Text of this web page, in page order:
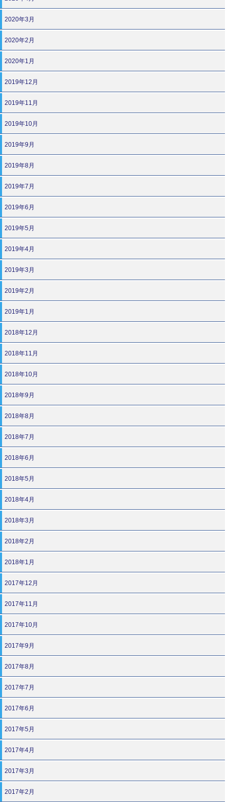
2020年3月
2020年2月
2020年1月
2019年12月
2019年11月
2019年10月
2019年9月
2019年8月
2019年7月
2019年6月
2019年5月
2019年4月
2019年3月
2019年2月
2019年1月
2018年12月
2018年11月
2018年10月
2018年9月
2018年8月
2018年7月
2018年6月
2018年5月
2018年4月
2018年3月
2018年2月
2018年1月
2017年12月
2017年11月
2017年10月
2017年9月
2017年8月
2017年7月
2017年6月
2017年5月
2017年4月
2017年3月
2017年2月